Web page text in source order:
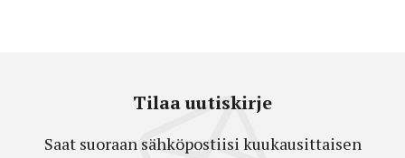
Tilaa uutiskirje
Saat suoraan sähköpostiisi kuukausittaisen